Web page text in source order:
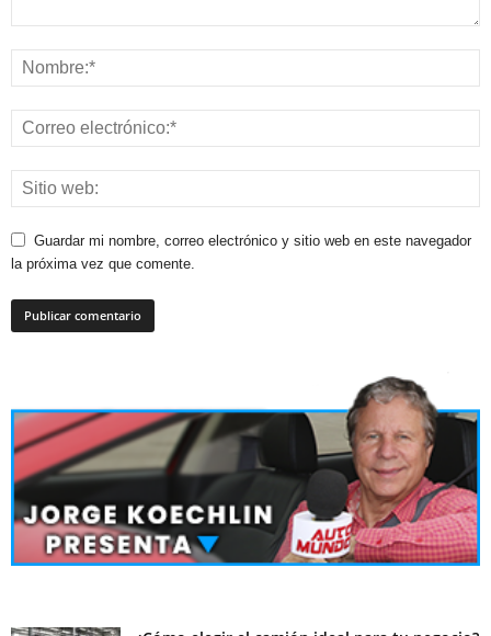
Guardar mi nombre, correo electrónico y sitio web en este navegador
la próxima vez que comente.